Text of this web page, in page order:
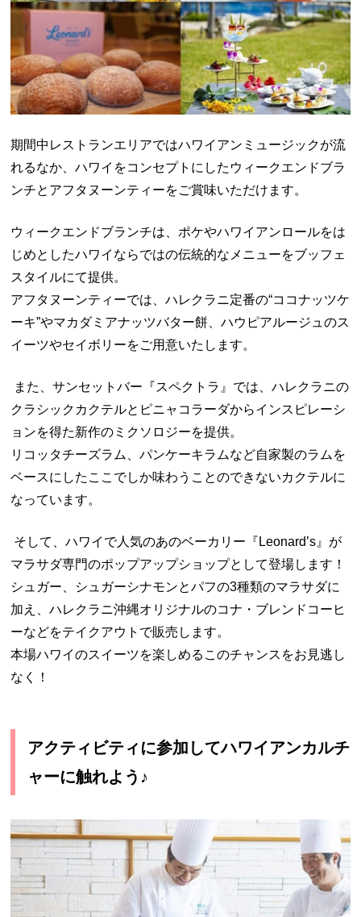
期間中レストランエリアではハワイアンミュージックが流
れるなか、ハワイをコンセプトにしたウィークエンドブラ
ンチとアフタヌーンティーをご賞味いただけます。
ウィークエンドブランチは、ポケやハワイアンロールをは
じめとしたハワイならではの伝統的なメニューをブッフェ
スタイルにて提供。
アフタヌーンティーでは、ハレクラニ定番の“ココナッツケ
ーキ”やマカダミアナッツバター餅、ハウピアルージュのス
イーツやセイボリーをご用意いたします。
また、サンセットバー『スペクトラ』では、ハレクラニの
クラシックカクテルとピニャコラーダからインスピレーシ
ョンを得た新作のミクソロジーを提供。
リコッタチーズラム、パンケーキラムなど自家製のラムを
ベースにしたここでしか味わうことのできないカクテルに
なっています。
そして、ハワイで人気のあのベーカリー『 Leonard’s 』が
マラサダ専門のポップアップショップとして登場します！
シュガー、シュガーシナモンとパフの3種類のマラサダに
加え、ハレクラニ沖縄オリジナルのコナ・ブレンドコーヒ
ーなどをテイクアウトで販売します。
本場ハワイのスイーツを楽しめるこのチャンスをお見逃し
なく！
アクティビティに参加してハワイアンカルチ
ャーに触れよう♪